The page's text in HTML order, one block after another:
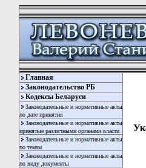
Главная
Законодательство РБ
Кодексы Беларуси
Законодательные и нормативные акты
по дате принятия
Законодательные и нормативные акты
принятые различными органами власти
Законодательные и нормативные акты
по темам
Законодательные и нормативные акты
по виду документы